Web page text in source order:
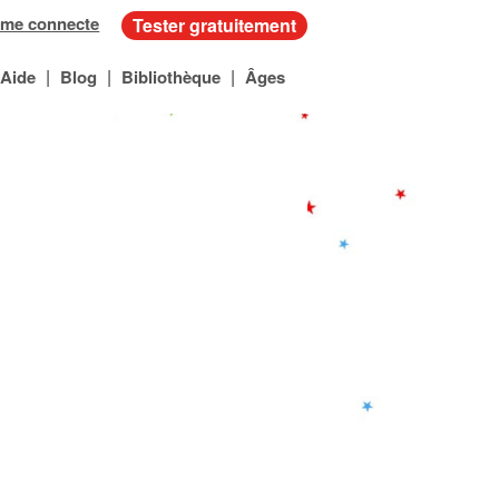
connecte Tester gratuitement
Aide | Blog | Bibliothèque | Âges